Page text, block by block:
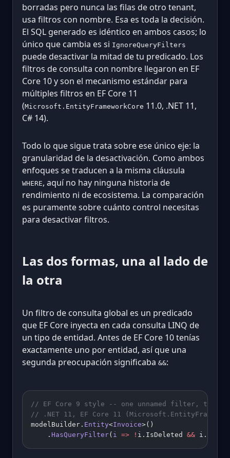
borradas pero nunca las filas de otro tenant,
usa filtros con nombre. Esa es toda la decisión.
El SQL generado es idéntico en ambos casos; lo
único que cambia es si IgnoreQueryFilters
puede desactivar la mitad de tu predicado. Los
filtros de consulta con nombre llegaron en EF
Core 10 y son el mecanismo estándar para
múltiples filtros en EF Core 11
(Microsoft.EntityFrameworkCore 11.0, .NET 11,
C# 14).
Todo lo que sigue trata sobre ese único eje: la
granularidad de la desactivación. Como ambos
enfoques se traducen a la misma cláusula
WHERE, aquí no hay ninguna historia de
rendimiento ni de ecosistema. La comparación
es puramente sobre cuánto control necesitas
para desactivar filtros.
Las dos formas, una al lado de
la otra
Un filtro de consulta global es un predicado
que EF Core inyecta en cada consulta LINQ de
un tipo de entidad. Antes de EF Core 10 tenías
exactamente uno por entidad, así que una
segunda preocupación significaba &&:
// EF Core 9 style -- one unnamed filter, two
// .NET 11, EF Core 11
modelBuilder. Entity<Invoice>()
    .
HasQueryFilter( i => ! i.IsDeleted &&